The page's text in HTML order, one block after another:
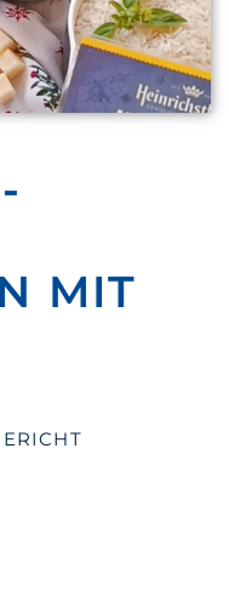
MIT